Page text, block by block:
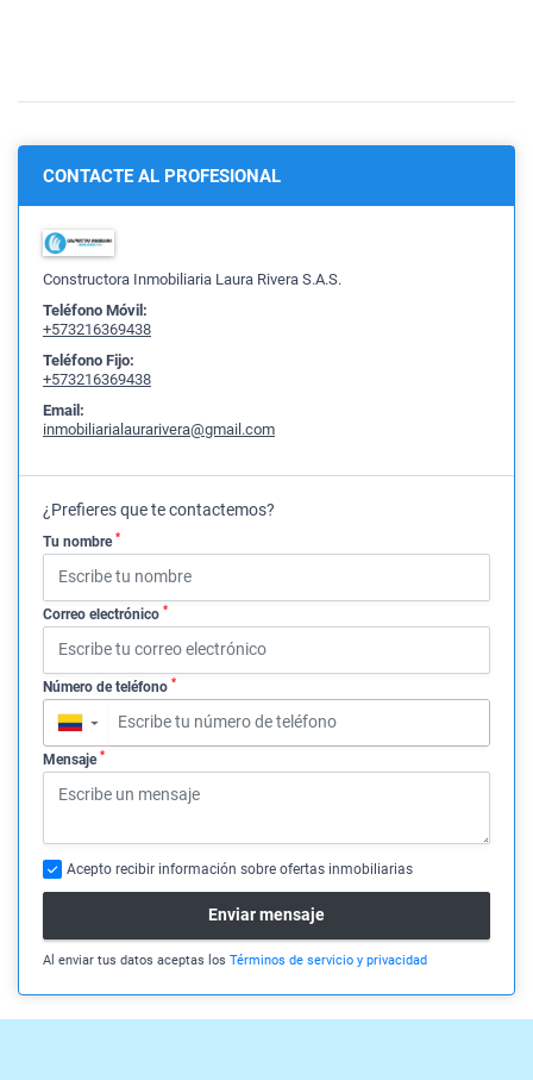
CONTACTE AL PROFESIONAL
Constructora Inmobiliaria Laura Rivera S.A.S.
Teléfono Móvil:
+573216369438
Teléfono Fijo:
+573216369438
Email:
inmobiliarialaurarivera@gmail.com
¿Prefieres que te contactemos?
Tu nombre *
Correo electrónico *
Número de teléfono *
▼
Mensaje *
Acepto recibir información sobre ofertas inmobiliarias
Enviar mensaje
Al enviar tus datos aceptas los Términos de servicio y privacidad